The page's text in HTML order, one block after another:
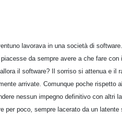
lavorava in una società di
da sempre avere a che fare con
il software? Il sorriso si attenua e il
arrivate. Comunque poche rispetto
nessun impegno definitivo con altri
poco, sempre lacerato da un latente